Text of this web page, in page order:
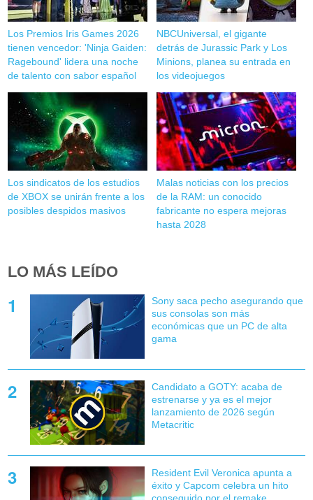
Los Premios Iris Games 2026
tienen vencedor: 'Ninja Gaiden:
Ragebound' lidera una noche
de talento con sabor español
NBCUniversal, el gigante
detrás de Jurassic Park y Los
Minions, planea su entrada en
los videojuegos
Los sindicatos de los estudios
de XBOX se unirán frente a los
posibles despidos masivos
Malas noticias con los precios
de la RAM: un conocido
fabricante no espera mejoras
hasta 2028
LO MÁS LEÍDO
Sony saca pecho asegurando que
sus consolas son más
económicas que un PC de alta
gama
Candidato a GOTY: acaba de
estrenarse y ya es el mejor
lanzamiento de 2026 según
Metacritic
Resident Evil Veronica apunta a
éxito y Capcom celebra un hito